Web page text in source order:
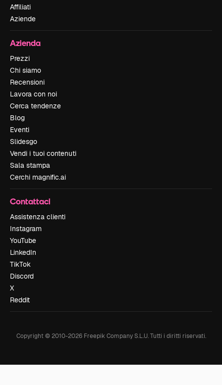
Affiliati
Aziende
Azienda
Prezzi
Chi siamo
Recensioni
Lavora con noi
Cerca tendenze
Blog
Eventi
Slidesgo
Vendi i tuoi contenuti
Sala stampa
Cerchi magnific.ai
Contattaci
Assistenza clienti
Instagram
YouTube
LinkedIn
TikTok
Discord
X
Reddit
Copyright © 2010-2026Freepik Company S.L.U. Tutti i diritti riservati.